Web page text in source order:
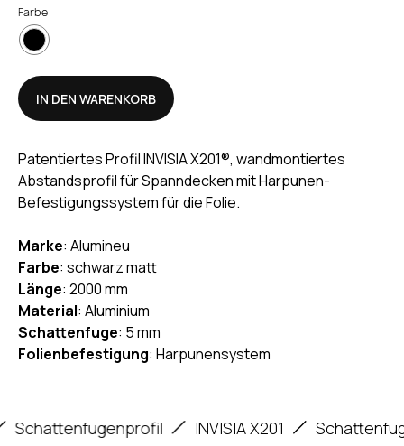
Farbe
IN DEN WARENKORB
Patentiertes Profil INVISIA X201®, wandmontiertes
Abstandsprofil für Spanndecken mit Harpunen-
Befestigungssystem für die Folie.
Marke: Alumineu
Farbe: schwarz matt
Länge: 2000 mm
Material: Aluminium
Schattenfuge: 5 mm
Folienbefestigung: Harpunensystem
INVISIA X201
Profildetails